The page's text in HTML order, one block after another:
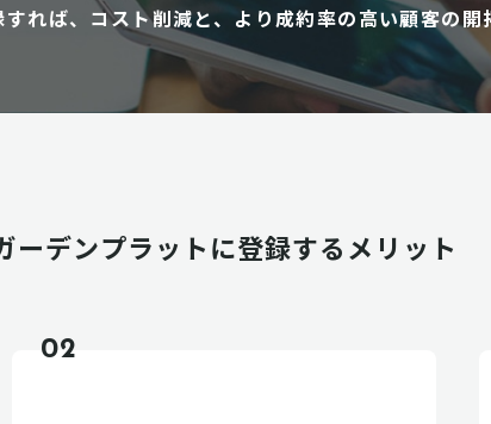
れば、コスト削減と、より成約率の高い顧客の開
ーデンプラットに登録するメリット
02